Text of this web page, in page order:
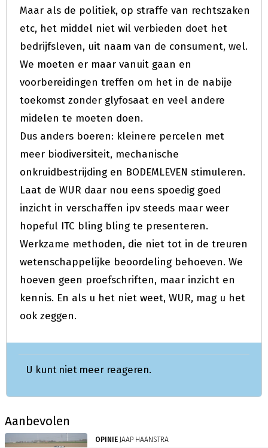
Maar als de politiek, op straffe van rechtszaken
etc, het middel niet wil verbieden doet het
bedrijfsleven, uit naam van de consument, wel.
We moeten er maar vanuit gaan en
voorbereidingen treffen om het in de nabije
toekomst zonder glyfosaat en veel andere
midelen te moeten doen.
Dus anders boeren: kleinere percelen met
meer biodiversiteit, mechanische
onkruidbestrijding en BODEMLEVEN stimuleren.
Laat de WUR daar nou eens spoedig goed
inzicht in verschaffen ipv steeds maar weer
hopeful ITC bling bling te presenteren.
Werkzame methoden, die niet tot in de treuren
wetenschappelijke beoordeling behoeven. We
hoeven geen proefschriften, maar inzicht en
kennis. En als u het niet weet, WUR, mag u het
ook zeggen.
U kunt niet meer reageren.
Aanbevolen
OPINIE JAAP HAANSTRA